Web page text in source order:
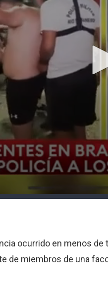
ocurrido en menos
de miembros de una